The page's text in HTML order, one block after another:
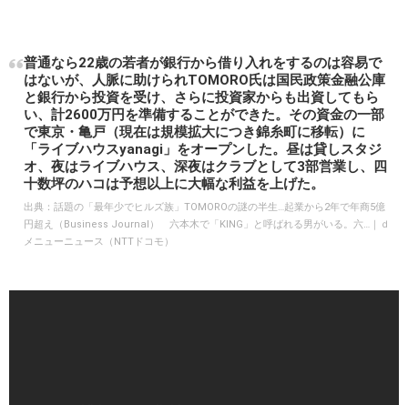
普通なら22歳の若者が銀行から借り入れをするのは容易で
はないが、人脈に助けられTOMORO氏は国民政策金融公庫
と銀行から投資を受け、さらに投資家からも出資してもら
い、計2600万円を準備することができた。その資金の一部
で東京・亀戸（現在は規模拡大につき錦糸町に移転）に
「ライブハウスyanagi」をオープンした。昼は貸しスタジ
オ、夜はライブハウス、深夜はクラブとして3部営業し、四
十数坪のハコは予想以上に大幅な利益を上げた。
出典： 話題の「最年少でヒルズ族」TOMOROの謎の半生…起業から2年で年商5億
円超え（Business Journal） 六本木で「KING」と呼ばれる男がいる。六…｜ｄ
メニューニュース（NTTドコモ）